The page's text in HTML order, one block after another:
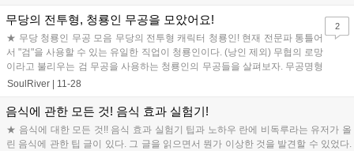
무당의 전투형, 청룡인 무공을 모았어요!
★ 무당 청룡인 무공 모음 무당의 전투형 캐릭터 청룡인! 현재 전문파 통틀어
서 "검"을 사용할 수 있는 유일한 직업이 청룡인이다. (낭인 제외) 무협의 로망
이라고 불리우는 검 무공을 사용하는 청룡인의 무공들을 살펴보자. 무공명형
태 / 종류 / 재시전...
SoulRiver 11-28
2
음식에 관한 모든 것! 음식 효과 실험기!
★ 음식에 대한 모든 것!! 음식 효과 실험기 팁과 노하우 란에 비독루라는 유저가 올
린 음식에 관한 팁 글이 있다. 그 글을 읽으면서 뭔가 이상한 것을 발견할 수 있었다.